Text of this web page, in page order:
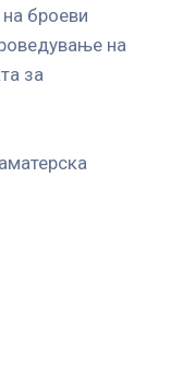
броеви
на
за